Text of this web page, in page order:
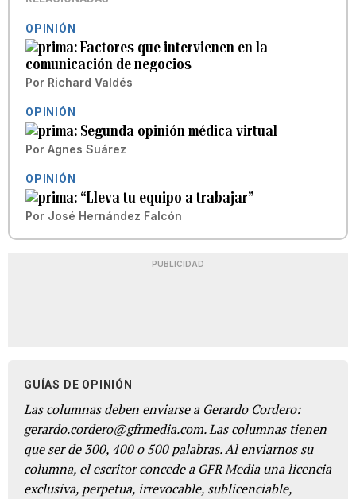
OPINIÓN
Factores que intervienen en la
comunicación de negocios
Por Richard Valdés
OPINIÓN
Segunda opinión médica virtual
Por Agnes Suárez
OPINIÓN
“Lleva tu equipo a trabajar”
Por José Hernández Falcón
PUBLICIDAD
GUÍAS DE OPINIÓN
Las columnas deben enviarse a Gerardo Cordero:
gerardo.cordero@gfrmedia.com. Las columnas tienen
que ser de 300, 400 o 500 palabras. Al enviarnos su
columna, el escritor concede a GFR Media una licencia
exclusiva, perpetua, irrevocable, sublicenciable,